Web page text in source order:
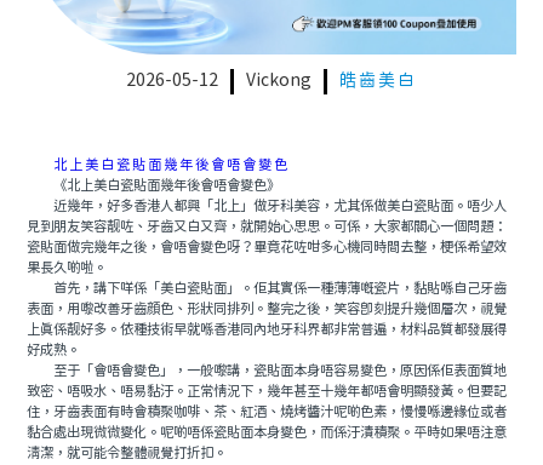
2026-05-12 Vickong 皓齒美白
北上美白瓷貼面幾年後會唔會變色
《北上美白瓷貼面幾年後會唔會變色》
近幾年，好多香港人都興「北上」做牙科美容，尤其係做美白瓷貼面。唔少人
見到朋友笑容靓咗、牙齒又白又齊，就開始心思思。可係，大家都關心一個問題：
瓷貼面做完幾年之後，會唔會變色呀？畢竟花咗咁多心機同時間去整，梗係希望效
果長久啲啦。
首先，講下咩係「美白瓷貼面」。佢其實係一種薄薄嘅瓷片，黏貼喺自己牙齒
表面，用嚟改善牙齒顔色、形狀同排列。整完之後，笑容即刻提升幾個層次，視覺
上真係靓好多。依種技術早就喺香港同內地牙科界都非常普遍，材料品質都發展得
好成熟。
至于「會唔會變色」，一般嚟講，瓷貼面本身唔容易變色，原因係佢表面質地
致密、唔吸水、唔易黏汙。正常情況下，幾年甚至十幾年都唔會明顯發黃。但要記
住，牙齒表面有時會積聚咖啡、茶、紅酒、燒烤醬汁呢啲色素，慢慢喺邊緣位或者
黏合處出現微微變化。呢啲唔係瓷貼面本身變色，而係汙漬積聚。平時如果唔注意
清潔，就可能令整體視覺打折扣。